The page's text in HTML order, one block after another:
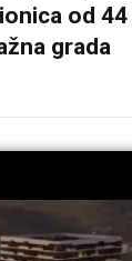
od
grada